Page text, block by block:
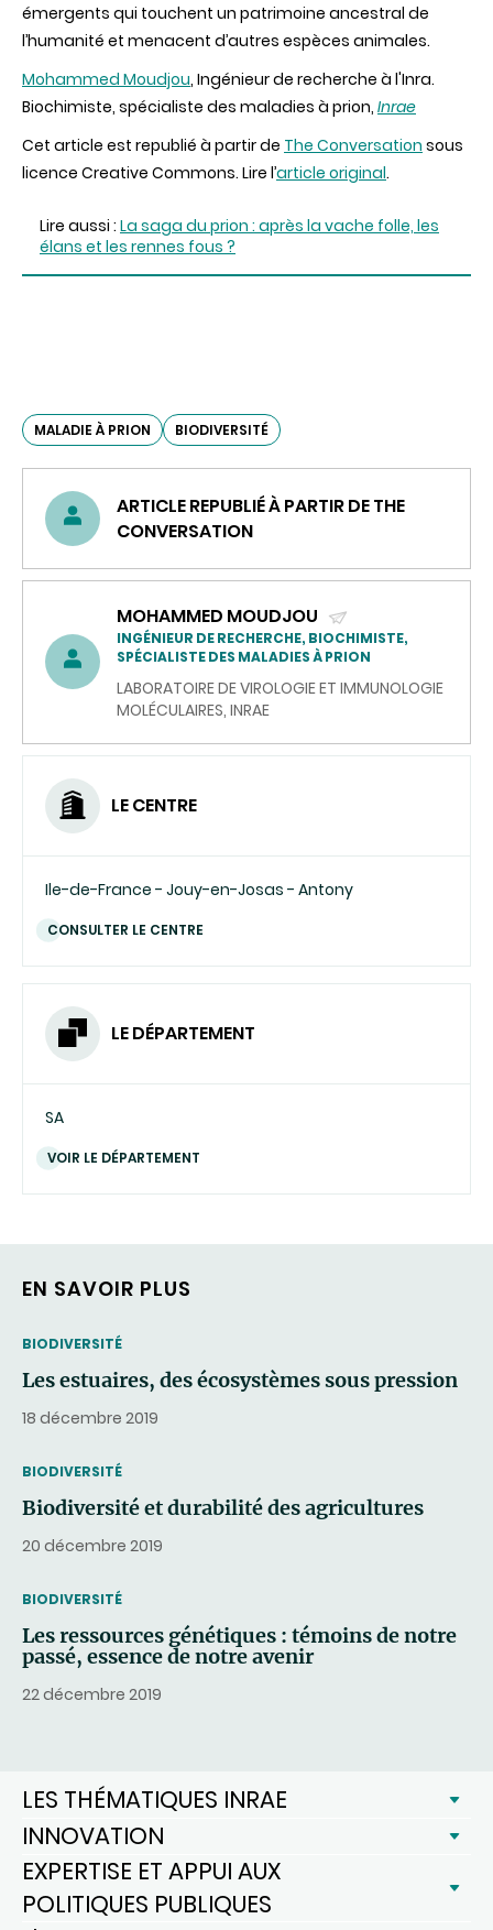
émergents qui touchent un patrimoine ancestral de
l’humanité et menacent d’autres espèces animales.
Mohammed Moudjou, Ingénieur de recherche à l'Inra.
Biochimiste, spécialiste des maladies à prion, Inrae
Cet article est republié à partir de The Conversation sous
licence Creative Commons. Lire l’article original.
Lire aussi : La saga du prion : après la vache folle, les
élans et les rennes fous ?
MALADIE À PRION BIODIVERSITÉ
ARTICLE REPUBLIÉ À PARTIR DE THE
CONVERSATION
MOHAMMED MOUDJOU
(ENVOYER
UN
COURRIEL)
INGÉNIEUR DE RECHERCHE, BIOCHIMISTE,
SPÉCIALISTE DES MALADIES À PRION
LABORATOIRE DE VIROLOGIE ET IMMUNOLOGIE
MOLÉCULAIRES, INRAE
LE CENTRE
Ile-de-France - Jouy-en-Josas - Antony
CONSULTER LE CENTRE
LE DÉPARTEMENT
SA
VOIR LE DÉPARTEMENT
EN SAVOIR PLUS
THEMATIC
BIODIVERSITÉ
Les estuaires, des écosystèmes sous pression
18 décembre 2019
THEMATIC
BIODIVERSITÉ
Biodiversité et durabilité des agricultures
20 décembre 2019
THEMATIC
BIODIVERSITÉ
Les ressources génétiques : témoins de notre
passé, essence de notre avenir
22 décembre 2019
LES THÉMATIQUES INRAE
INNOVATION
EXPERTISE ET APPUI AUX
POLITIQUES PUBLIQUES